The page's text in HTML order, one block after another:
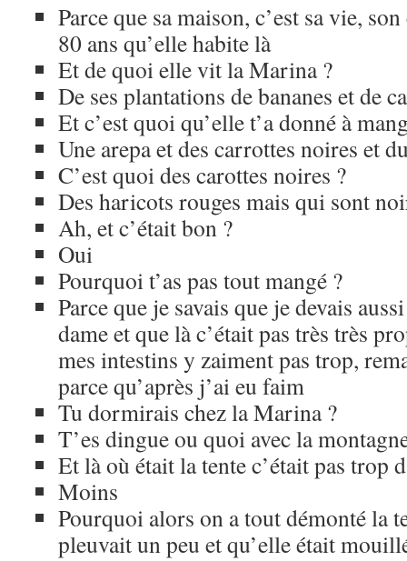
Parce que sa maison, c’est sa vie,
80 ans qu’elle habite là
Et de quoi elle vit la Marina ?
De ses plantations de bananes et de
Et c’est quoi qu’elle t’a donné à
Une arepa et des carrottes noires et
C’est quoi des carottes noires ?
Des haricots rouges mais qui sont
Ah, et c’était bon ?
Oui
Pourquoi t’as pas tout mangé ?
Parce que je savais que je devais
dame et que là c’était pas très très
mes intestins y zaiment pas trop,
parce qu’après j’ai eu faim
Tu dormirais chez la Marina ?
T’es dingue ou quoi avec la
Et là où était la tente c’était pas trop
Moins
Pourquoi alors on a tout démonté la
pleuvait un peu et qu’elle était